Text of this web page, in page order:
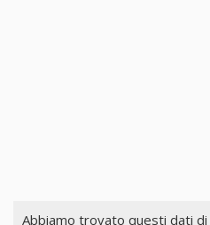
Abbiamo trovato questi dati di